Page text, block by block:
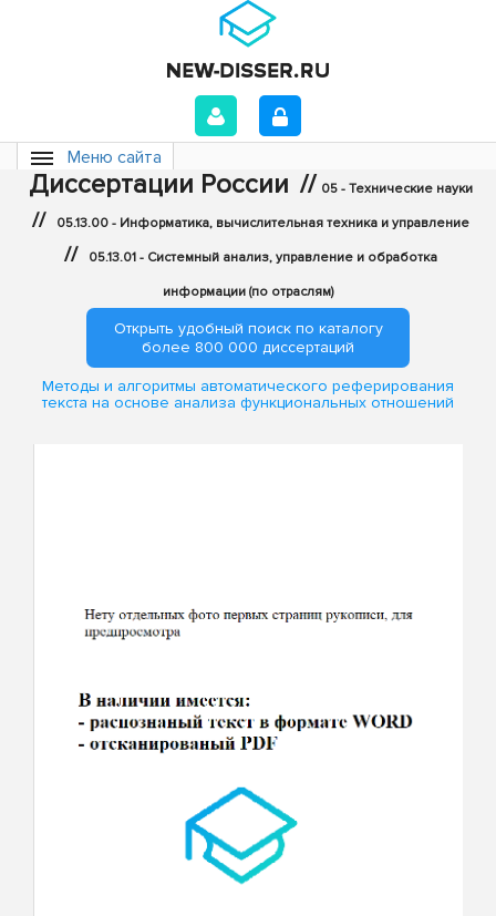
Меню сайта
Диссертации России // 05 - Технические науки
// 05.13.00 - Информатика, вычислительная техника и управление
// 05.13.01 - Системный анализ, управление и обработка
информации (по отраслям)
Открыть удобный поиск по каталогу
более 800 000 диссертаций
Методы и алгоритмы автоматического реферирования
текста на основе анализа функциональных отношений